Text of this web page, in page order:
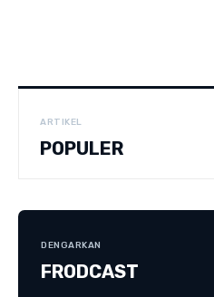
ARTIKEL
POPULER
DENGARKAN
FRODCAST